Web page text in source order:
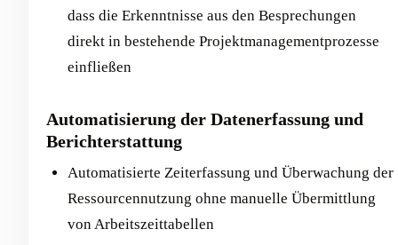
dass die Erkenntnisse aus den Besprechungen
direkt in bestehende Projektmanagementprozesse
einfließen
Automatisierung der Datenerfassung und
Berichterstattung
Automatisierte Zeiterfassung und Überwachung der
Ressourcennutzung ohne manuelle Übermittlung
von Arbeitszeittabellen